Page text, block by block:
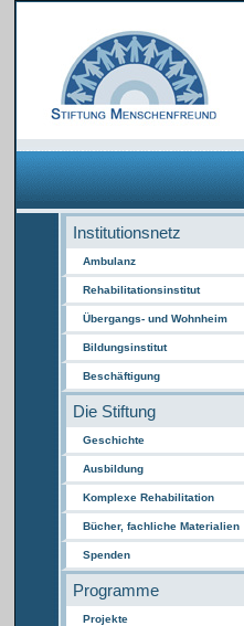
Institutionsnetz
Ambulanz
Rehabilitationsinstitut
Übergangs- und Wohnheim
Bildungsinstitut
Beschäftigung
Die Stiftung
Geschichte
Ausbildung
Komplexe Rehabilitation
Bücher, fachliche Materialien
Spenden
Programme
Projekte